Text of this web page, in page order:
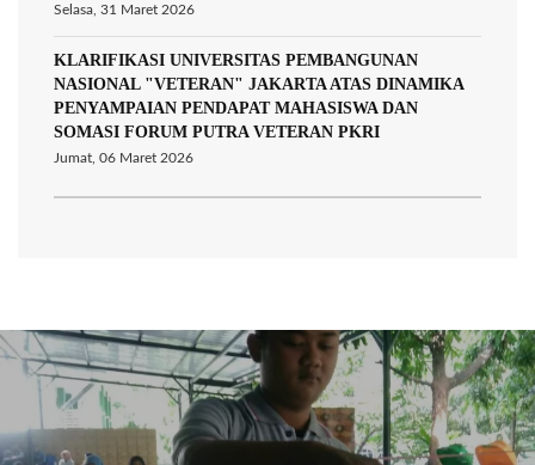
Selasa, 31 Maret 2026
KLARIFIKASI UNIVERSITAS PEMBANGUNAN
NASIONAL "VETERAN" JAKARTA ATAS DINAMIKA
PENYAMPAIAN PENDAPAT MAHASISWA DAN
SOMASI FORUM PUTRA VETERAN PKRI
Jumat, 06 Maret 2026